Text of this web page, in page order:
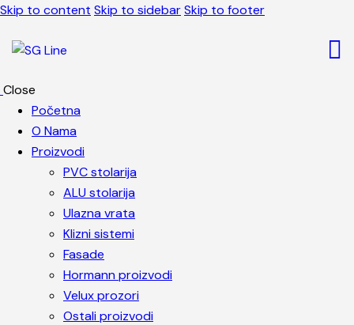
Skip to content Skip to sidebarSkip to footer
Close
Početna
O Nama
Proizvodi
PVC stolarija
ALU stolarija
Ulazna vrata
Klizni sistemi
Fasade
Hormann proizvodi
Velux prozori
Ostali proizvodi